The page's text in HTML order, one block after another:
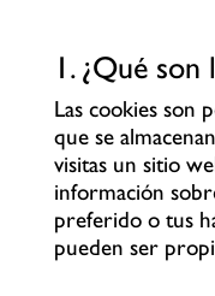
1. ¿Qué son
Las cookies son
que se
visitas un sitio
información
preferido o tus
pueden ser